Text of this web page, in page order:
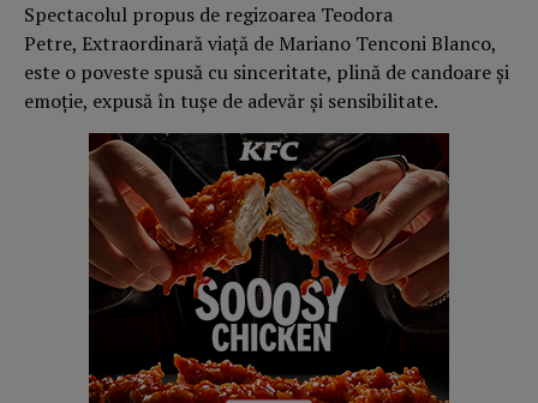
Spectacolul propus de regizoarea Teodora
Petre, Extraordinară viață de Mariano Tenconi Blanco,
este o poveste spusă cu sinceritate, plină de candoare și
emoție, expusă în tușe de adevăr și sensibilitate.